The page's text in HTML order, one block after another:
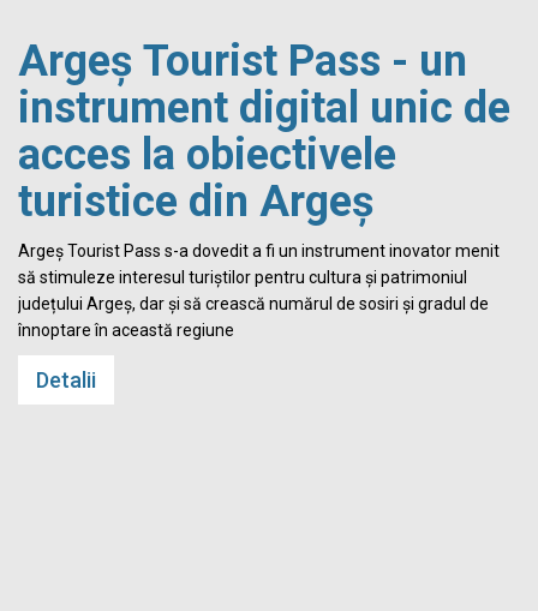
Biblioteca Județeană
„Dinicu Golescu" Argeș,
un reper important în
viața spirituală și
culturală a comunității
Biblioteca Județeană „Dinicu Golescu" Argeș este o instituție
publică de cultură, coordonată și finanțată de Consiliul Județean
interesele de studiu, lectură, informare, documentare, educare și